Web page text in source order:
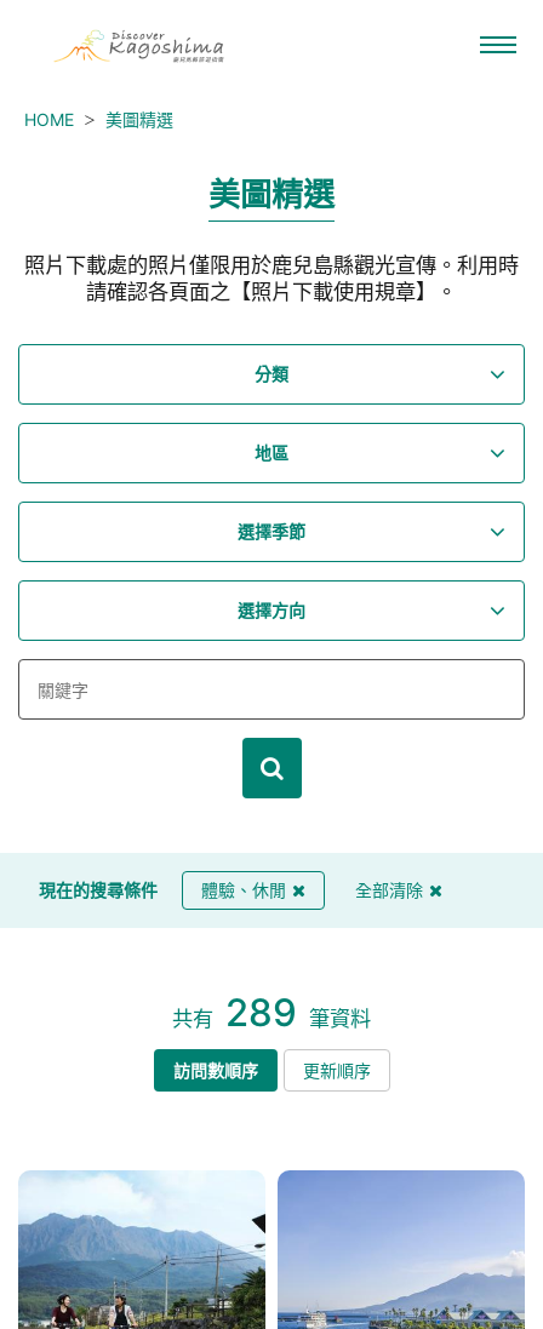
HOME 美圖精選
美圖精選
照片下載處的照片僅限用於鹿兒島縣觀光宣傳。利用時
請確認各頁面之【照片下載使用規章】。
分類
地區
選擇季節
選擇方向
現在的搜尋條件 體驗、休閒 全部清除
共有 289 筆資料
訪問數順序 更新順序